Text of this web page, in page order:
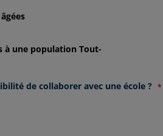
à une population Tout-
de collaborer avec une école ?